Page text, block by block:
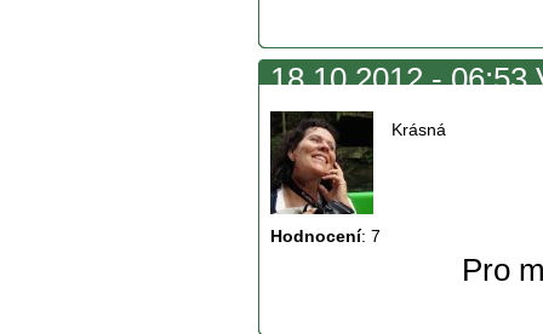
18.10.2012 -
Hodnocení: 7
Krásná
Pro